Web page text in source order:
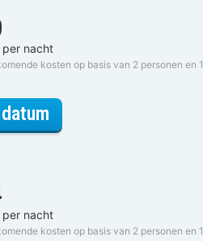
per nacht
kosten op basis van 2 personen en 1
per nacht
kosten op basis van 2 personen en 1